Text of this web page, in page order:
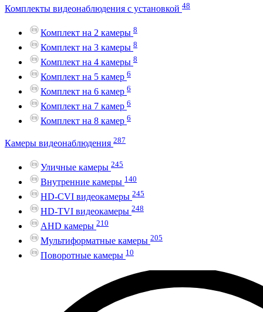
Комплекты видеонаблюдения с установкой 48
Комплект на 2 камеры 8
Комплект на 3 камеры 8
Комплект на 4 камеры 8
Комплект на 5 камер 6
Комплект на 6 камер 6
Комплект на 7 камер 6
Комплект на 8 камер 6
Камеры видеонаблюдения 287
Уличные камеры 245
Внутренние камеры 140
HD-CVI видеокамеры 245
HD-TVI видеокамеры 248
AHD камеры 210
Мультиформатные камеры 205
Поворотные камеры 10